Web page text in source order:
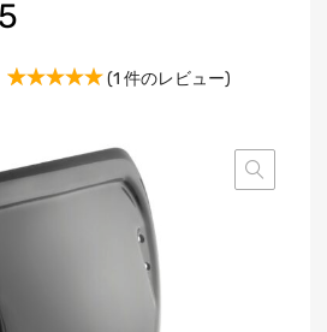
く5段階評
価のうち、
5.00点
(1 件のレビュー)